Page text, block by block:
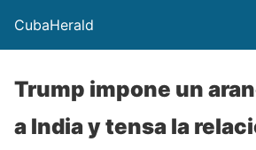
CubaHerald
Trump impone un
a India y tensa la